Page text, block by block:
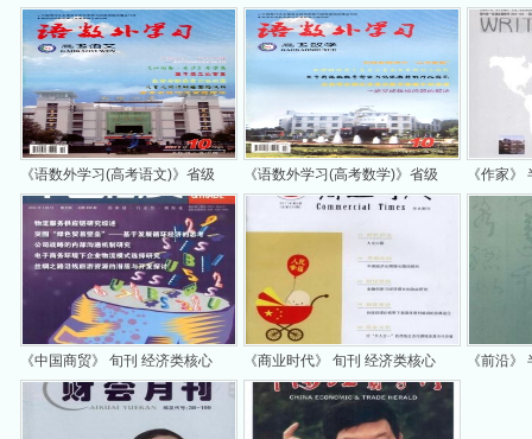
《语数外学习(高考语文)》省级
纯教育类...
《语数外学习(高考数学)》省级
纯教育类...
《作家
《中国商贸》 旬刊 经济类核心
期刊
《商业时代》 旬刊 经济类核心
期刊
《前沿